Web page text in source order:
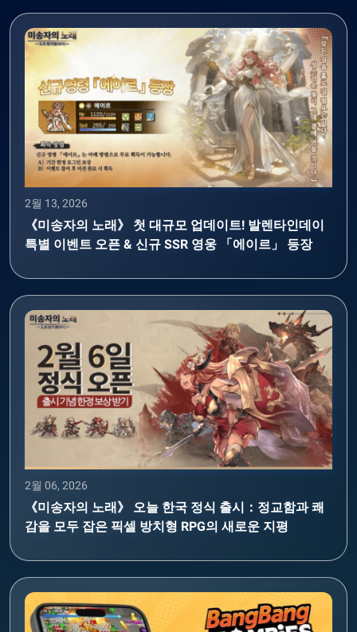
2월 13, 2026
《미송자의 노래》 첫 대규모 업데이트! 발렌타인데이
특별 이벤트 오픈 & 신규 SSR 영웅 「에이르」 등장
2월 06, 2026
《미송자의 노래》 오늘 한국 정식 출시：정교함과 쾌
감을 모두 잡은 픽셀 방치형 RPG의 새로운 지평